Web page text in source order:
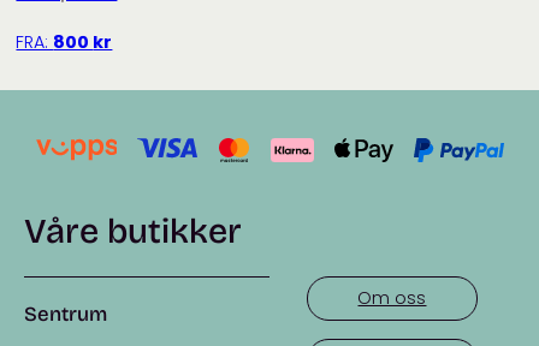
FRA: 800 kr
Våre butikker
Sentrum
Om oss